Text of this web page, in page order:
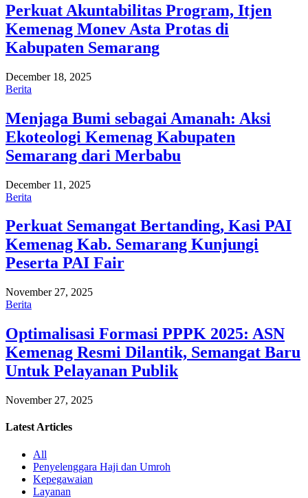
Perkuat Akuntabilitas Program, Itjen
Kemenag Monev Asta Protas di
Kabupaten Semarang
December 18, 2025
Berita
Menjaga Bumi sebagai Amanah: Aksi
Ekoteologi Kemenag Kabupaten
Semarang dari Merbabu
December 11, 2025
Berita
Perkuat Semangat Bertanding, Kasi PAI
Kemenag Kab. Semarang Kunjungi
Peserta PAI Fair
November 27, 2025
Berita
Optimalisasi Formasi PPPK 2025: ASN
Kemenag Resmi Dilantik, Semangat Baru
Untuk Pelayanan Publik
November 27, 2025
Latest Articles
All
Penyelenggara Haji dan Umroh
Kepegawaian
Layanan